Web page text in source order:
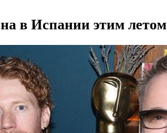
в Испании этим летом